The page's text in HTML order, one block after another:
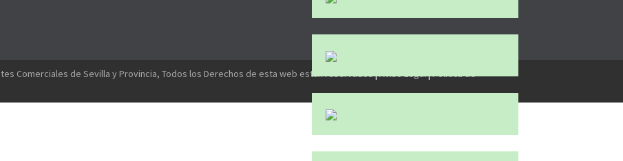
Comerciales de Sevilla y Provincia, Todos los Derechos de esta web están reservados|Aviso Legal|Política de